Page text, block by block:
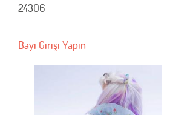
24306
Bayi Girişi Yapın